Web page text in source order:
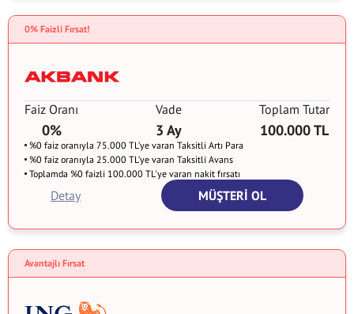
0% Faizli Fırsat!
Faiz Oranı
0%
Vade
3 Ay
Toplam Tutar
100.000 TL
%0 faiz oranıyla 75.000 TL’ye varan Taksitli Artı Para
%0 faiz oranıyla 25.000 TL’ye varan Taksitli Avans
Toplamda %0 faizli 100.000 TL'ye varan nakit fırsatı
MÜŞTERİ OL
Detay
Avantajlı Fırsat